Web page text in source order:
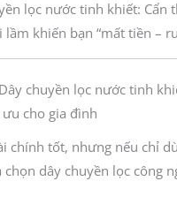
chuyền lọc nước tinh
cho gia đình
chính tốt, nhưng nếu chỉ
chọn dây chuyền lọc công